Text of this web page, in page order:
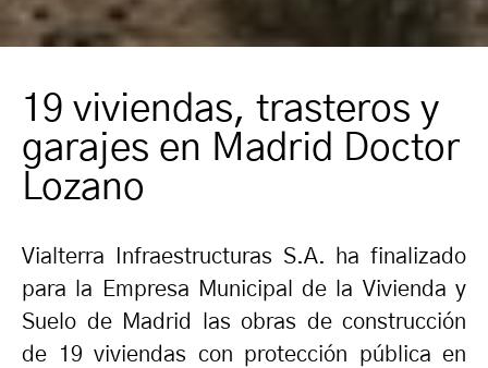
19 viviendas, trasteros y
garajes en Madrid Doctor
Lozano
Vialterra Infraestructuras S.A. ha finalizado
para la Empresa Municipal de la Vivienda y
Suelo de Madrid las obras de construcción
de 19 viviendas con protección pública en